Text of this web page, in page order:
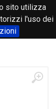
sito utilizza
l'uso dei
0